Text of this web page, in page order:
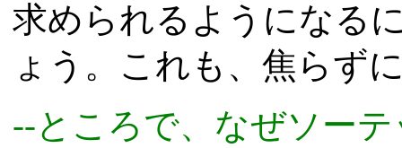
求められるようになる
ょう。これも、焦らず
--ところで、なぜソー